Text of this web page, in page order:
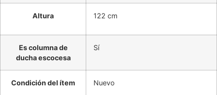
Altura 122 cm
Es columna de
ducha escocesa
Sí
Condición del ítem Nuevo